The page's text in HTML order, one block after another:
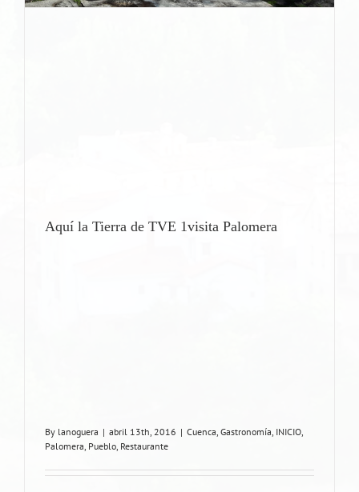
Aquí la Tierra de TVE 1visita Palomera
By lanoguera | abril 13th, 2016 | Cuenca, Gastronomía, INICIO,
Palomera, Pueblo, Restaurante